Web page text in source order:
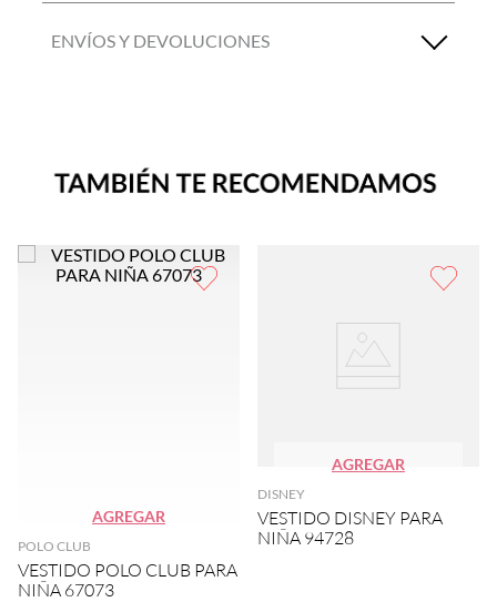
ENVÍOS Y DEVOLUCIONES
AGREGAR
POLO CLUB
VESTIDO POLO CLUB PARA
NIÑA 67073
AGREGAR
DISNEY
VESTIDO DISNEY PARA
NIÑA 94728